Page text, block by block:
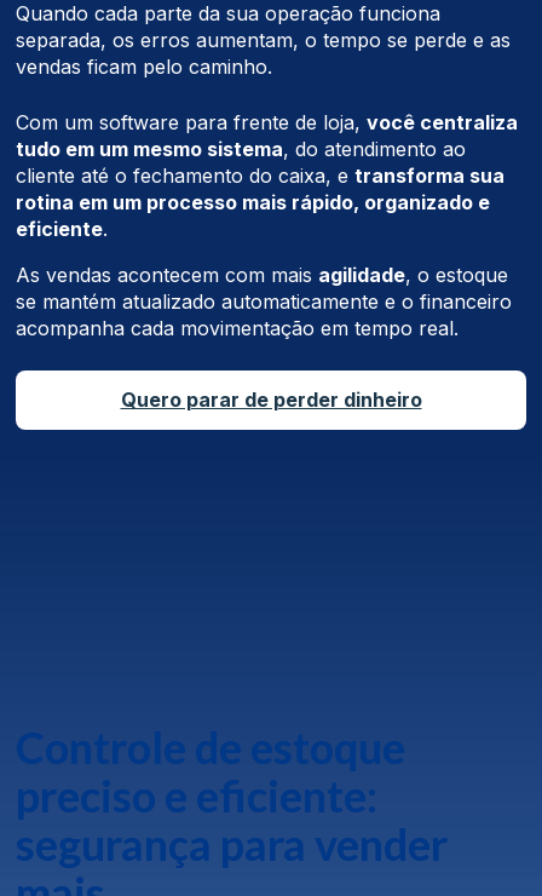
Quando cada parte da sua operação funciona
separada, os erros aumentam, o tempo se perde e as
vendas ficam pelo caminho.
Com um software para frente de loja,você centraliza
tudo em um mesmo sistema, do atendimento ao
cliente até o fechamento do caixa, etransforma sua
rotina em um processo mais rápido, organizado e
eficiente.
As vendas acontecem com mais agilidade, o estoque
se mantém atualizado automaticamente e o financeiro
acompanha cada movimentação em tempo real.
Quero parar de perder dinheiro
Controle de estoque
preciso e eficiente:
segurança para vender